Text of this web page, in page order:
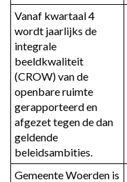
Vanaf kwartaal 4
wordt jaarlijks de
integrale
beeldkwaliteit
(CROW) van de
openbare ruimte
gerapporteerd en
afgezet tegen de dan
geldende
beleidsambities.
Gemeente Woerden is